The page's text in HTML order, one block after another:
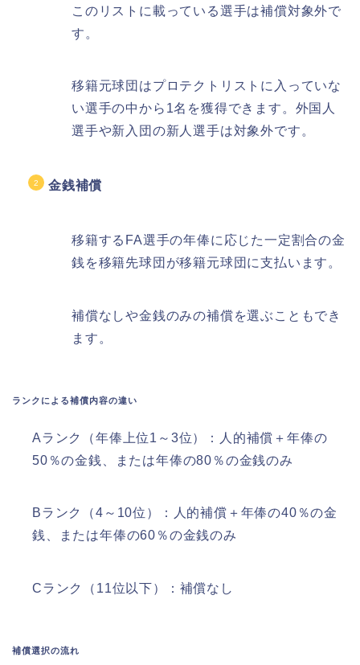
このリストに載っている選手は補償対象外で
す。
移籍元球団はプロテクトリストに入っていな
い選手の中から1名を獲得できます。外国人
選手や新入団の新人選手は対象外です。
金銭補償
移籍するFA選手の年俸に応じた一定割合の金
銭を移籍先球団が移籍元球団に支払います。
補償なしや金銭のみの補償を選ぶこともでき
ます。
ランクによる補償内容の違い
Aランク（年俸上位1～3位）：人的補償＋年俸の
50％の金銭、または年俸の80％の金銭のみ
Bランク（4～10位）：人的補償＋年俸の40％の金
銭、または年俸の60％の金銭のみ
Cランク（11位以下）：補償なし
補償選択の流れ